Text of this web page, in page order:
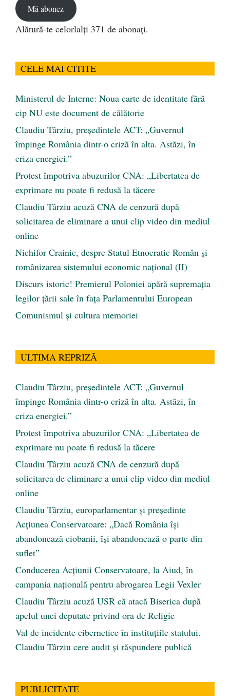
Mă abonez
Alătură-te celorlalți 371 de abonați.
CELE MAI CITITE
Ministerul de Interne: Noua carte de identitate fără
cip NU este document de călătorie
Claudiu Târziu, președintele ACT: „Guvernul
împinge România dintr-o criză în alta. Astăzi, în
criza energiei.”
Protest împotriva abuzurilor CNA: „Libertatea de
exprimare nu poate fi redusă la tăcere
Claudiu Târziu acuză CNA de cenzură după
solicitarea de eliminare a unui clip video din mediul
online
Nichifor Crainic, despre Statul Etnocratic Român şi
românizarea sistemului economic naţional (II)
Discurs istoric! Premierul Poloniei apără supremația
legilor țării sale în fața Parlamentului European
Comunismul şi cultura memoriei
ULTIMA REPRIZĂ
Claudiu Târziu, președintele ACT: „Guvernul
împinge România dintr-o criză în alta. Astăzi, în
criza energiei.”
Protest împotriva abuzurilor CNA: „Libertatea de
exprimare nu poate fi redusă la tăcere
Claudiu Târziu acuză CNA de cenzură după
solicitarea de eliminare a unui clip video din mediul
online
Claudiu Târziu, europarlamentar și președinte
Acțiunea Conservatoare: „Dacă România își
abandonează ciobanii, își abandonează o parte din
suflet”
Conducerea Acțiunii Conservatoare, la Aiud, în
campania națională pentru abrogarea Legii Vexler
Claudiu Târziu acuză USR că atacă Biserica după
apelul unei deputate privind ora de Religie
Val de incidente cibernetice în instituțiile statului.
Claudiu Târziu cere audit și răspundere publică
PUBLICITATE